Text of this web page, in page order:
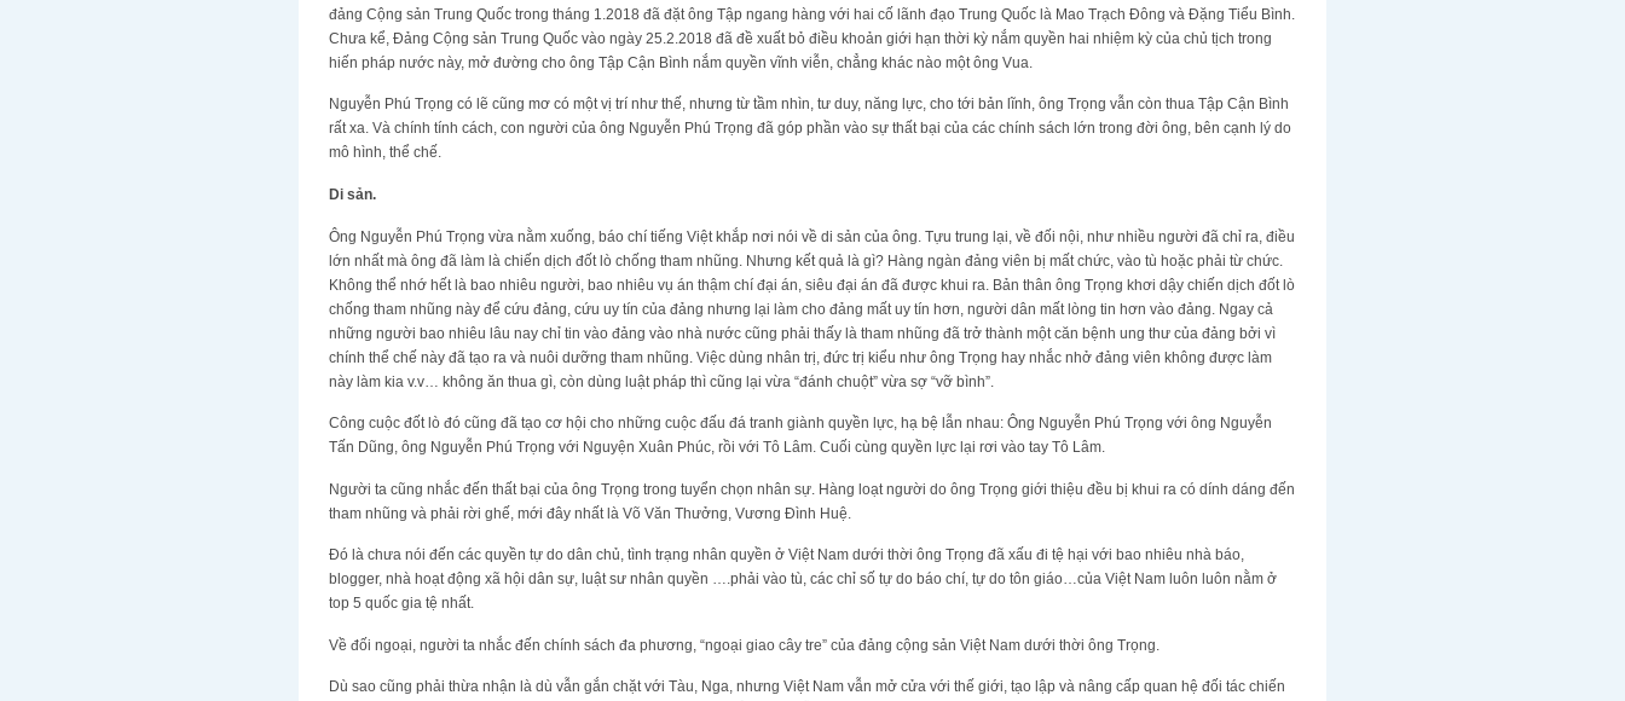
đảng Cộng sản Trung Quốc trong tháng 1.2018 đã đặt ông Tập ngang hàng với hai cố lãnh đạo Trung Quốc là Mao Trạch Đông và Đặng Tiểu Bình.
Chưa kể, Đảng Cộng sản Trung Quốc vào ngày 25.2.2018 đã đề xuất bỏ điều khoản giới hạn thời kỳ nắm quyền hai nhiệm kỳ của chủ tịch trong
hiến pháp nước này, mở đường cho ông Tập Cận Bình nắm quyền vĩnh viễn, chẳng khác nào một ông Vua.
Nguyễn Phú Trọng có lẽ cũng mơ có một vị trí như thế, nhưng từ tầm nhìn, tư duy, năng lực, cho tới bản lĩnh, ông Trọng vẫn còn thua Tập Cận Bình
rất xa. Và chính tính cách, con người của ông Nguyễn Phú Trọng đã góp phần vào sự thất bại của các chính sách lớn trong đời ông, bên cạnh lý do
mô hình, thể chế.
Di sản.
Ông Nguyễn Phú Trọng vừa nằm xuống, báo chí tiếng Việt khắp nơi nói về di sản của ông. Tựu trung lại, về đối nội, như nhiều người đã chỉ ra, điều
lớn nhất mà ông đã làm là chiến dịch đốt lò chống tham nhũng. Nhưng kết quả là gì? Hàng ngàn đảng viên bị mất chức, vào tù hoặc phải từ chức.
Không thể nhớ hết là bao nhiêu người, bao nhiêu vụ án thậm chí đại án, siêu đại án đã được khui ra. Bản thân ông Trọng khơi dậy chiến dịch đốt lò
chống tham nhũng này để cứu đảng, cứu uy tín của đảng nhưng lại làm cho đảng mất uy tín hơn, người dân mất lòng tin hơn vào đảng. Ngay cả
những người bao nhiêu lâu nay chỉ tin vào đảng vào nhà nước cũng phải thấy là tham nhũng đã trở thành một căn bệnh ung thư của đảng bởi vì
chính thể chế này đã tạo ra và nuôi dưỡng tham nhũng. Việc dùng nhân trị, đức trị kiểu như ông Trọng hay nhắc nhở đảng viên không được làm
này làm kia v.v… không ăn thua gì, còn dùng luật pháp thì cũng lại vừa “đánh chuột” vừa sợ “vỡ bình”.
Công cuộc đốt lò đó cũng đã tạo cơ hội cho những cuộc đấu đá tranh giành quyền lực, hạ bệ lẫn nhau: Ông Nguyễn Phú Trọng với ông Nguyễn
Tấn Dũng, ông Nguyễn Phú Trọng với Nguyện Xuân Phúc, rồi với Tô Lâm. Cuối cùng quyền lực lại rơi vào tay Tô Lâm.
Người ta cũng nhắc đến thất bại của ông Trọng trong tuyển chọn nhân sự. Hàng loạt người do ông Trọng giới thiệu đều bị khui ra có dính dáng đến
tham nhũng và phải rời ghế, mới đây nhất là Võ Văn Thưởng, Vương Đình Huệ.
Đó là chưa nói đến các quyền tự do dân chủ, tình trạng nhân quyền ở Việt Nam dưới thời ông Trọng đã xấu đi tệ hại với bao nhiêu nhà báo,
blogger, nhà hoạt động xã hội dân sự, luật sư nhân quyền ….phải vào tù, các chỉ số tự do báo chí, tự do tôn giáo…của Việt Nam luôn luôn nằm ở
top 5 quốc gia tệ nhất.
Về đối ngoại, người ta nhắc đến chính sách đa phương, “ngoại giao cây tre” của đảng cộng sản Việt Nam dưới thời ông Trọng.
Dù sao cũng phải thừa nhận là dù vẫn gắn chặt với Tàu, Nga, nhưng Việt Nam vẫn mở cửa với thế giới, tạo lập và nâng cấp quan hệ đối tác chiến